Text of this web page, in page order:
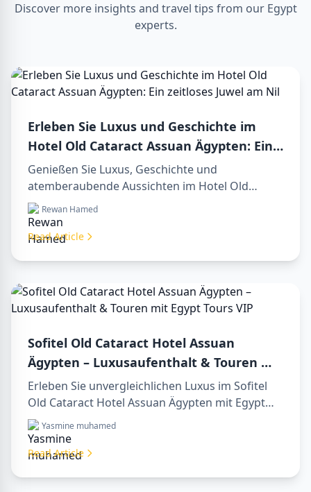
Discover more insights and travel tips from our Egypt
experts.
Erleben Sie Luxus und Geschichte im
Hotel Old Cataract Assuan Ägypten: Ein
zeitloses Juwel am Nil
Genießen Sie Luxus, Geschichte und
atemberaubende Aussichten im Hotel Old
Cataract Assuan Ägypten. Entdecken Sie
unvergessliche day tours in luxor egypt und
erleben Sie eine unvergessliche day trip to
Rewan Hamed
Read Article
Sofitel Old Cataract Hotel Assuan
Ägypten – Luxusaufenthalt & Touren mit
Egypt Tours VIP
Erleben Sie unvergleichlichen Luxus im Sofitel
Old Cataract Hotel Assuan Ägypten mit Egypt
Tours VIP. Entdecken Sie Assuans berühmte
Sehenswürdigkeiten, genießen Sie den Nilblick
und unsere erstklassigen Reiseleistungen.
Yasmine muhamed
Read Article